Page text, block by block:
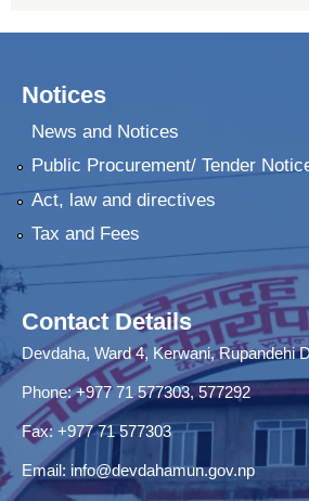
Notices
News and Notices
Public Procurement/ Tender
Act, law and directives
Tax and Fees
Contact Details
Devdaha, Ward 4, Kerwani, Rupandehi
Phone: +977 71 577303, 577292
Fax: +977 71 577303
Email: info@devdahamun.gov.np